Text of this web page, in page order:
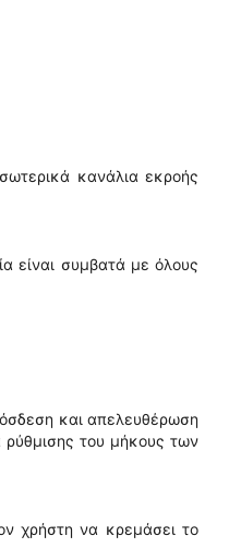
κανάλια εκροής
είναι συμβατά με όλους
και απελευθέρωση
του μήκους των
χρήστη να κρεμάσει το